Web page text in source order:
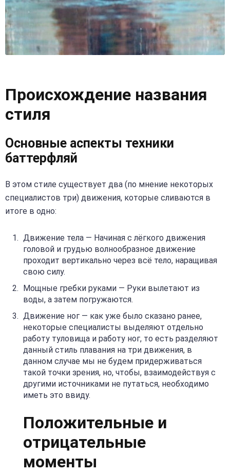
Происхождение названия
стиля
Основные аспекты техники
баттерфляй
В этом стиле существует два (по мнение некоторых
специалистов три) движения, которые сливаются в
итоге в одно:
Движение тела — Начиная с лёгкого движения
головой и грудью волнообразное движение
проходит вертикально через всё тело, наращивая
свою силу.
Мощные гребки руками — Руки вылетают из
воды, а затем погружаются.
Движение ног — как уже было сказано ранее,
некоторые специалисты выделяют отдельно
работу туловища и работу ног, то есть разделяют
данный стиль плавания на три движения, в
данном случае мы не будем придерживаться
такой точки зрения, но, чтобы, взаимодействуя с
другими источниками не путаться, необходимо
иметь это ввиду.
Положительные и
отрицательные
моменты